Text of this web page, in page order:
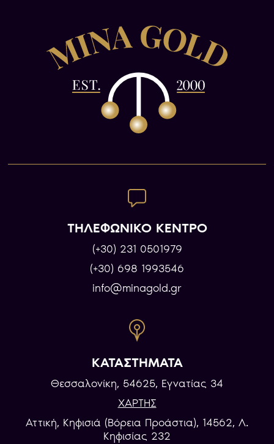
μεγαλύτερης ελληνικής κοινότητας στη
Θεσσαλονίκη και τις γύρω περιοχές.
ΤΗΛΕΦΩΝΙΚΟ ΚΕΝΤΡΟ
(+30) 231 0501979
(+30) 698 1993546
info@minagold.gr
ΚΑΤΑΣΤΗΜΑΤΑ
Θεσσαλονίκη, 54625, Εγνατίας 34
ΧΑΡΤΗΣ
Αττική, Κηφισιά (Βόρεια Προάστια), 14562, Λ.
Κηφισίας 232